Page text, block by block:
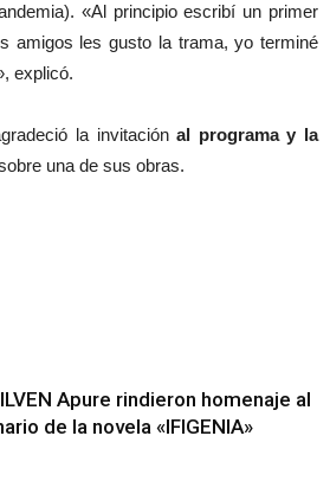
«Al principio escribí un primer
amigos les gusto la trama, yo terminé
explicó.
la invitaciónal programa y la
una de sus obras.
Apure rindieron homenaje al
de la novela «IFIGENIA»